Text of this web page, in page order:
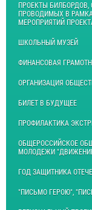
ПРОЕКТЫ
ПРОВОДИМЫХ В
МЕРОПРИЯТИЙ
ШКОЛЬНЫЙ МУЗЕЙ
ФИНАНСОВАЯ
ОРГАНИЗАЦИЯ
БИЛЕТ В БУДУЩЕЕ
ПРОФИЛАКТИКА
ОБЩЕРОССИЙСКОЕ
МОЛОДЕЖИ
ГОД ЗАЩИТНИКА
"ПИСЬМО ГЕРОЮ",